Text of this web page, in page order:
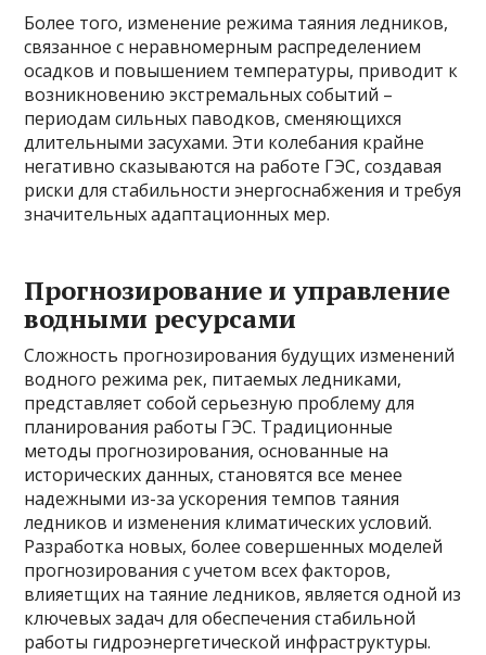
Более того, изменение режима таяния ледников,
связанное с неравномерным распределением
осадков и повышением температуры, приводит к
возникновению экстремальных событий –
периодам сильных паводков, сменяющихся
длительными засухами. Эти колебания крайне
негативно сказываются на работе ГЭС, создавая
риски для стабильности энергоснабжения и требуя
значительных адаптационных мер.
Прогнозирование и управление
водными ресурсами
Сложность прогнозирования будущих изменений
водного режима рек, питаемых ледниками,
представляет собой серьезную проблему для
планирования работы ГЭС. Традиционные
методы прогнозирования, основанные на
исторических данных, становятся все менее
надежными из-за ускорения темпов таяния
ледников и изменения климатических условий.
Разработка новых, более совершенных моделей
прогнозирования с учетом всех факторов,
влияетщих на таяние ледников, является одной из
ключевых задач для обеспечения стабильной
работы гидроэнергетической инфраструктуры.